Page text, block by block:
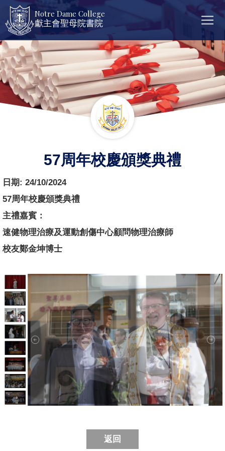
Notre Dame College
獻主會聖母院書院
57周年校慶頒獎典禮
日期: 24/10/2024
57周年校慶頒獎典禮
主禮嘉賓：
速健物理治療及運動創傷中心顧問物理治療師
校友鄭金坤博士
返回